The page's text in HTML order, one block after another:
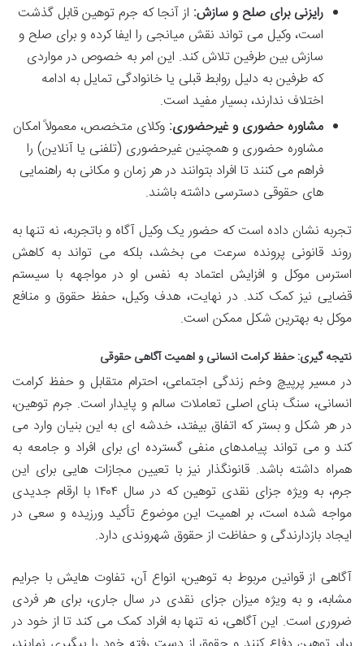
رایزنی برای صلح و سازش: از آنجا که جرم توهین قابل گذشت
است، وکیل می تواند نقش میانجی را ایفا کرده و برای صلح و
سازش بین طرفین تلاش کند. این امر به خصوص در مواردی
که طرفین به دلیل روابط قبلی یا خانوادگی تمایل به ادامه
اختلاف ندارند، بسیار مفید است.
مشاوره حضوری و غیرحضوری: وکلای متخصص، معمولاً امکان
مشاوره حضوری و همچنین غیرحضوری (تلفنی یا آنلاین) را
فراهم می کنند تا افراد بتوانند در هر زمان و مکانی به راهنمایی
های حقوقی دسترسی داشته باشند.
تجربه نشان داده است که حضور یک وکیل آگاه و باتجربه، نه تنها به
روند قانونی پرونده سرعت می بخشد، بلکه می تواند به کاهش
استرس موکل و افزایش اعتماد به نفس او در مواجهه با سیستم
قضایی نیز کمک کند. در نهایت، هدف وکیل، حفظ حقوق و منافع
موکل به بهترین شکل ممکن است.
نتیجه گیری: حفظ کرامت انسانی و اهمیت آگاهی حقوقی
در مسیر پرپیچ وخم زندگی اجتماعی، احترام متقابل و حفظ کرامت
انسانی، سنگ بنای اصلی تعاملات سالم و پایدار است. جرم توهین،
در هر شکل و بستر که اتفاق بیفتد، خدشه ای به این بنیان وارد می
کند و می تواند پیامدهای منفی گسترده ای برای افراد و جامعه به
همراه داشته باشد. قانونگذار نیز با تعیین مجازات هایی برای این
جرم، به ویژه جزای نقدی توهین که در سال ۱۴۰۴ با ارقام جدیدی
مواجه شده است، بر اهمیت این موضوع تأکید ورزیده و سعی در
ایجاد بازدارندگی و حفاظت از حقوق شهروندی دارد.
آگاهی از قوانین مربوط به توهین، انواع آن، تفاوت هایش با جرایم
مشابه، و به ویژه میزان جزای نقدی در سال جاری، برای هر فردی
ضروری است. این آگاهی، نه تنها به افراد کمک می کند تا از خود در